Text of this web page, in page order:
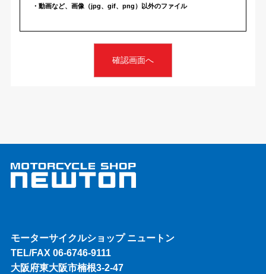
・動画など、画像（jpg、gif、png）以外のファイル
確認画面へ
モーターサイクルショップ ニュートン
TEL/FAX 06-6746-9111
大阪府東大阪市楠根3-2-47